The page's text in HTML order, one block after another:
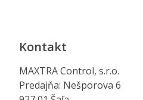
Kontakt
MAXTRA Control, s.r.o.
Predajňa: Nešporova 6